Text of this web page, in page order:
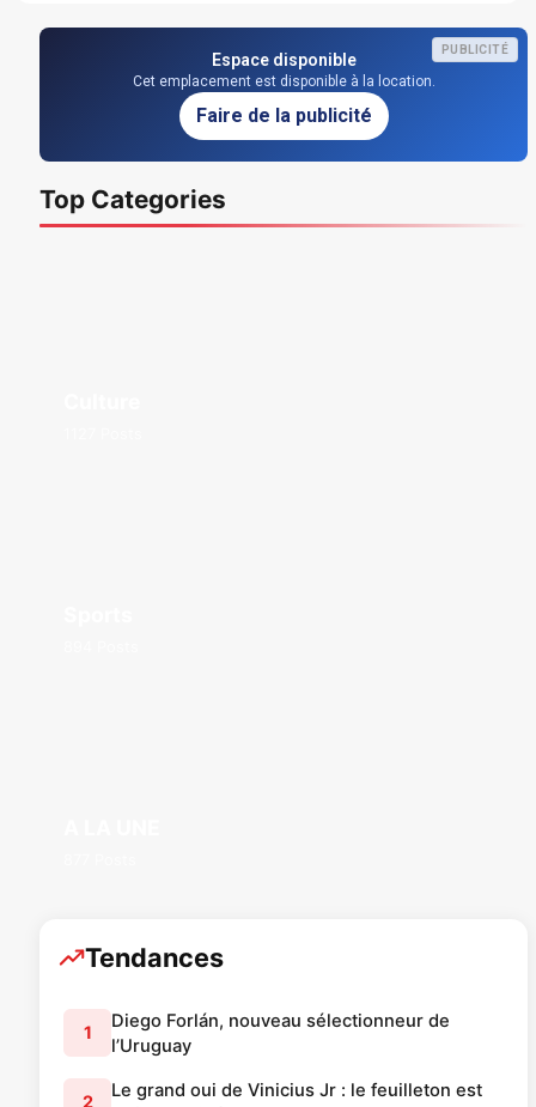
PUBLICITÉ
Espace disponible
Cet emplacement est disponible à la location.
Faire de la publicité
Top Categories
Tendances
1
Diego Forlán, nouveau sélectionneur de
l’Uruguay
2
Le grand oui de Vinicius Jr : le feuilleton est